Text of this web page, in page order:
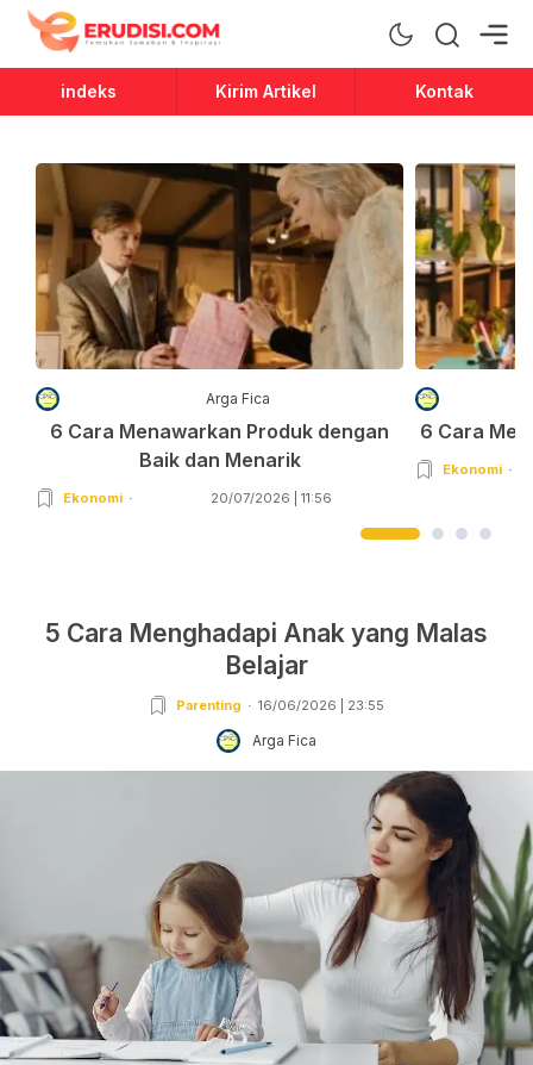
Erudisi
Temukan Jawaban dan Inspirasi
indeks Kirim Artikel Kontak
Arga Fica
6 Cara Menawarkan Produk dengan
Baik dan Menarik
Ekonomi 20/07/2026 | 11:56
6 Cara
Ekonomi
5 Cara Menghadapi Anak yang Malas
Belajar
Parenting 16/06/2026 | 23:55
Arga Fica